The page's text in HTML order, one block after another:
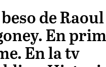
de
En
En la tv